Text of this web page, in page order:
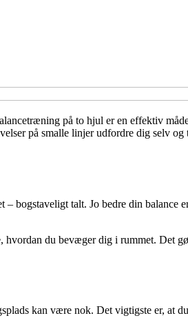
på to hjul er en effektiv
på smalle linjer udfordre dig selv
bogstaveligt talt. Jo bedre din balance
du bevæger dig i rummet. Det
kan være nok. Det vigtigste er, at